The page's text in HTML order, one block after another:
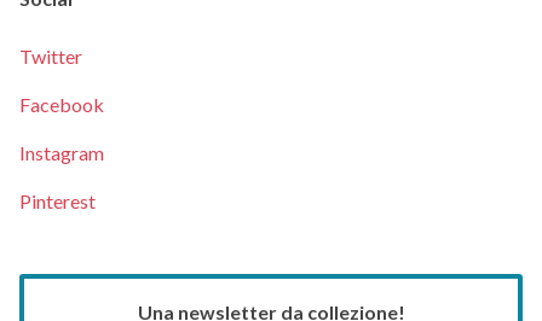
Twitter
Facebook
Instagram
Pinterest
Una newsletter da collezione!